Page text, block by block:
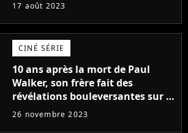
17 août 2023
CINÉ SÉRIE
10 ans après la mort de Paul
Walker, son frère fait des
révélations bouleversantes sur la
réaction des acteurs de Fast and
26 novembre 2023